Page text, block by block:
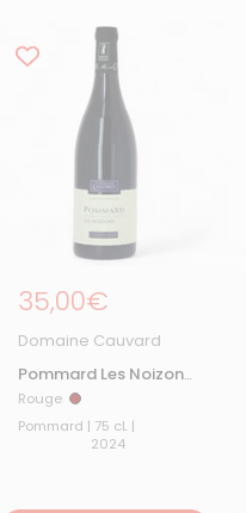
Prix régulier
35,00€
Domaine Cauvard
Pommard Les Noizons
2024
Rouge Rouge
Pommard | 75 cL |
2024